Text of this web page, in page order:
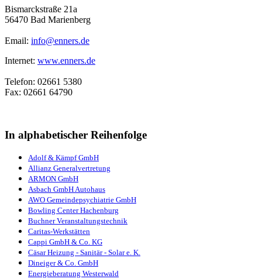
Bismarckstraße 21a
56470 Bad Marienberg
Email: info@enners.de
Internet: www.enners.de
Telefon: 02661 5380
Fax: 02661 64790
In alphabetischer Reihenfolge
Adolf & Kämpf GmbH
Allianz Generalvertretung
ARMON GmbH
Asbach GmbH Autohaus
AWO Gemeindepsychiatrie GmbH
Bowling Center Hachenburg
BuchnerVeranstaltungstechnik
Caritas-Werkstätten
Cappi GmbH & Co. KG
Cäsar Heizung - Sanitär - Solar e. K.
Dineiger & Co. GmbH
Energieberatung Westerwald